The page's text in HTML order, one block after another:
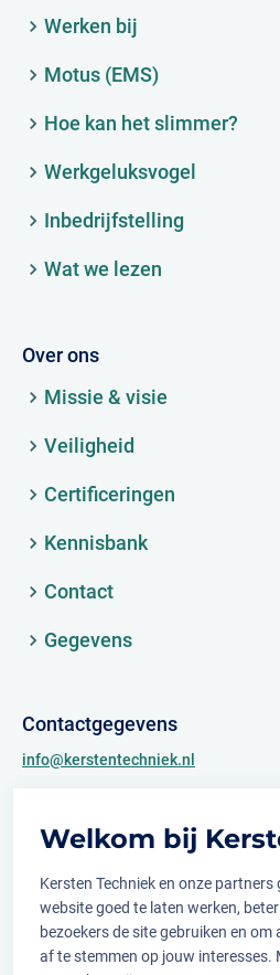
Welkom bij
Kersten Techniek en onze
website goed te laten werken,
bezoekers de site gebruiken en
af te stemmen op jouw interesses.
Werken bij
Motus (EMS)
Hoe kan het slimmer?
Werkgeluksvogel
Inbedrijfstelling
Wat we lezen
Over ons
Missie & visie
Veiligheid
Certificeringen
Kennisbank
Contact
Gegevens
Contactgegevens
info@kerstentechniek.nl
Archimedesweg 2
Volg ons op